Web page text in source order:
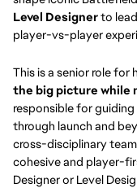
Level Designerto
player-vs-player
This is a senior role for
the big picture while
responsible for
through launch and
cross-disciplinary
cohesive and player-
Designer or Level